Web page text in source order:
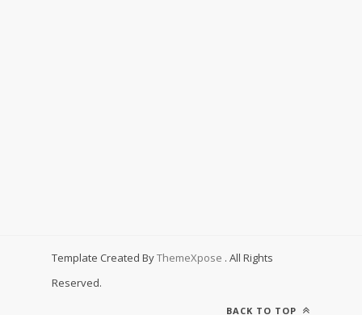
Template Created ByThemeXpose . All Rights
Reserved.
BACK TO TOP